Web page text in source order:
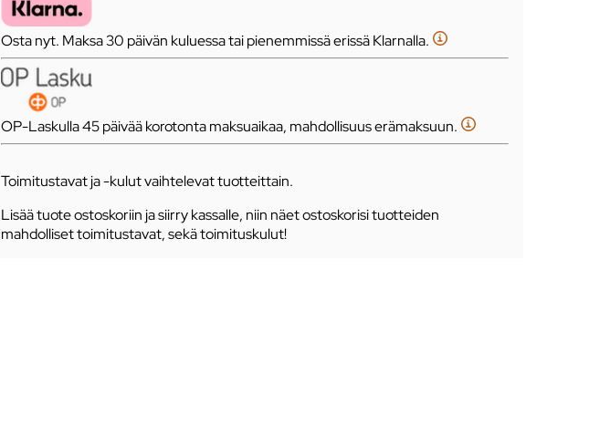
Osta nyt. Maksa 30 päivän kuluessa tai pienemmissä erissä Klarnalla.
OP-Laskulla 45 päivää korotonta maksuaikaa, mahdollisuus erämaksuun.
Toimitustavat ja -kulut vaihtelevat tuotteittain.
Lisää tuote ostoskoriin ja siirry kassalle, niin näet ostoskorisi tuotteiden
mahdolliset toimitustavat, sekä toimituskulut!